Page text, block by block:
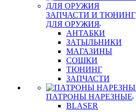
ЗАПЧАСТИ И ТЮНИНГ
ДЛЯ ОРУЖИЯ
АНТАБКИ
ЗАТЫЛЬНИКИ
МАГАЗИНЫ
СОШКИ
ТЮНИНГ
ЗАПЧАСТИ
ПАТРОНЫ НАРЕЗНЫЕ
BLASER